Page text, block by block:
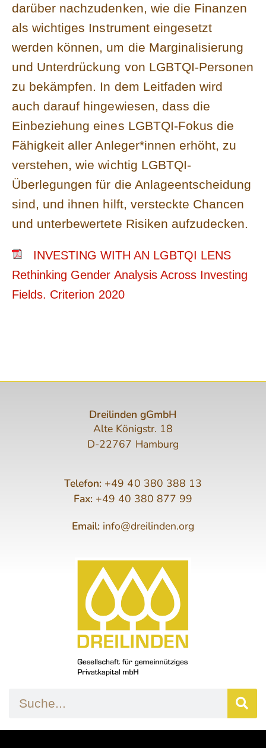
darüber nachzudenken, wie die Finanzen
als wichtiges Instrument eingesetzt
werden können, um die Marginalisierung
und Unterdrückung von LGBTQI-Personen
zu bekämpfen. In dem Leitfaden wird
auch darauf hingewiesen, dass die
Einbeziehung eines LGBTQI-Fokus die
Fähigkeit aller Anleger*innen erhöht, zu
verstehen, wie wichtig LGBTQI-
Überlegungen für die Anlageentscheidung
sind, und ihnen hilft, versteckte Chancen
und unterbewertete Risiken aufzudecken.
INVESTING WITH AN LGBTQI LENS
Rethinking Gender Analysis Across Investing
Fields. Criterion 2020
Dreilinden gGmbH
Alte Königstr. 18
D-22767 Hamburg
Telefon: +49 40 380 388 13
Fax:+49 40 380 877 99
Email: info@dreilinden.org